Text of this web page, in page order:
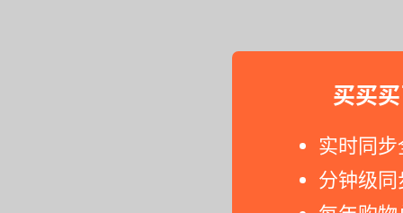
买买
实时同
分钟级